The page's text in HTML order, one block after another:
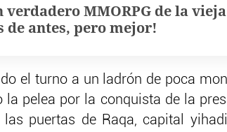
verdadero MMORPG de la
de antes, pero mejor!
el turno a un ladrón de poca
la pelea por la conquista de la
las puertas de Raqa, capital